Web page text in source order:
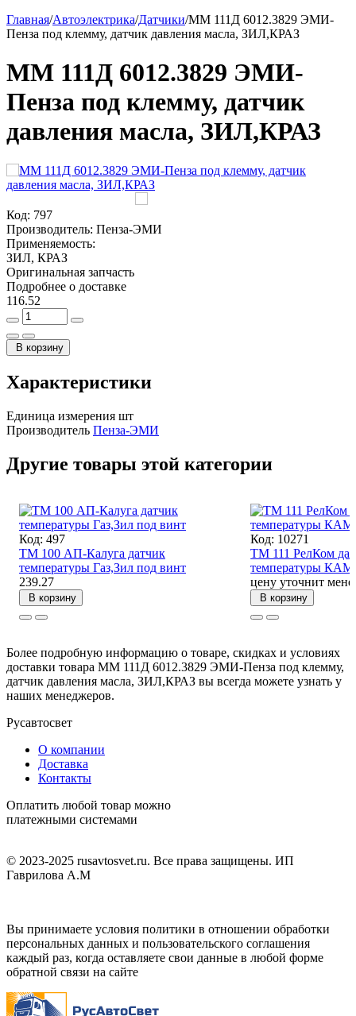
Главная/Автоэлектрика/Датчики/ММ 111Д 6012.3829 ЭМИ-
Пенза под клемму, датчик давления масла, ЗИЛ,КРАЗ
ММ 111Д 6012.3829 ЭМИ-
Пенза под клемму, датчик
давления масла, ЗИЛ,КРАЗ
Код: 797
Производитель: Пенза-ЭМИ
Применяемость:
ЗИЛ, КРАЗ
Оригинальная запчасть
Подробнее о доставке
116.52
В корзину
Характеристики
Единица измерения шт
Производитель Пенза-ЭМИ
Другие товары этой категории
Код: 497
ТМ 100 АП-Калуга датчик
температуры Газ,Зил под винт
239.27
В корзину
Код: 10271
ТМ 111 РелКом
температуры
цену уточнит
В корзину
Более подробную информацию о товаре, скидках и условиях
доставки товара ММ 111Д 6012.3829 ЭМИ-Пенза под клемму,
датчик давления масла, ЗИЛ,КРАЗ вы всегда можете узнать у
наших менеджеров.
Русавтосвет
О компании
Доставка
Контакты
Оплатить любой товар можно
платежными системами
© 2023-2025 rusavtosvet.ru. Все права защищены. ИП
Гаврилова А.М
Вы принимаете условия политики в отношении обработки
персональных данных и пользовательского соглашения
каждый раз, когда оставляете свои данные в любой форме
обратной связи на сайте